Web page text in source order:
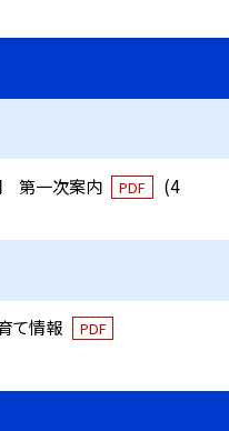
第一次案内 PDF
(4
て情報 PDF